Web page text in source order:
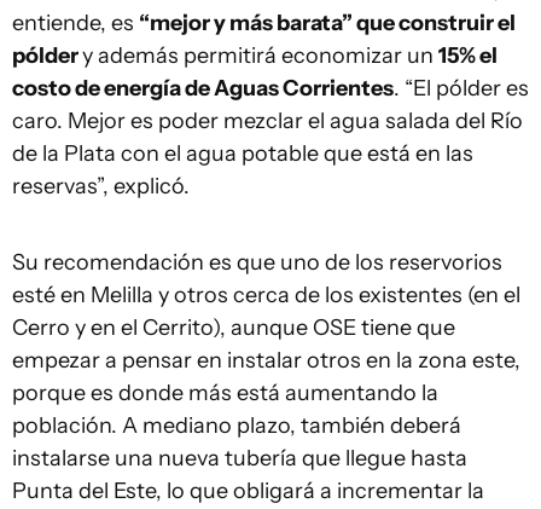
entiende, es “mejor y más barata” que construir el
póldery además permitirá economizar un 15% el
costo de energía de Aguas Corrientes. “El pólder es
caro. Mejor es poder mezclar el agua salada del Río
de la Plata con el agua potable que está en las
reservas”, explicó.
Su recomendación es que uno de los reservorios
esté en Melilla y otros cerca de los existentes (en el
Cerro y en el Cerrito), aunque OSE tiene que
empezar a pensar en instalar otros en la zona este,
porque es donde más está aumentando la
población. A mediano plazo, también deberá
instalarse una nueva tubería que llegue hasta
Punta del Este, lo que obligará a incrementar la